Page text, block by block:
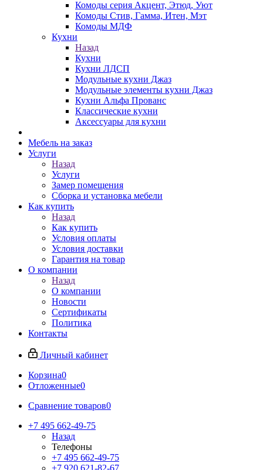
Комоды серия Акцент, Этюд, Уют
Комоды Стив, Гамма, Итен, Мэт
Комоды МДФ
Кухни
Назад
Кухни
Кухни ЛДСП
Модульные кухни Джаз
Модульные элементы кухни Джаз
Кухни Альфа Прованс
Классические кухни
Аксессуары для кухни
Мебель на заказ
Услуги
Назад
Услуги
Замер помещения
Сборка и установка мебели
Как купить
Назад
Как купить
Условия оплаты
Условия доставки
Гарантия на товар
О компании
Назад
О компании
Новости
Сертификаты
Политика
Контакты
Личный кабинет
Корзина0
Отложенные0
Сравнение товаров0
+7 495 662-49-75
Назад
Телефоны
+7 495 662-49-75
+7 920 621-82-67